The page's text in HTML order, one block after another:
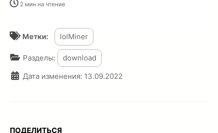
2 мин на чтение
Метки: lolMiner
Разделы:
download
Дата изменения: 13.09.2022
ПОДЕЛИТЬСЯ